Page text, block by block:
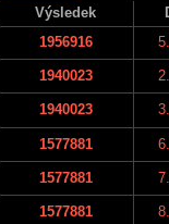
Výsledek
1956916
1940023
1940023
1577881
1577881
1577881